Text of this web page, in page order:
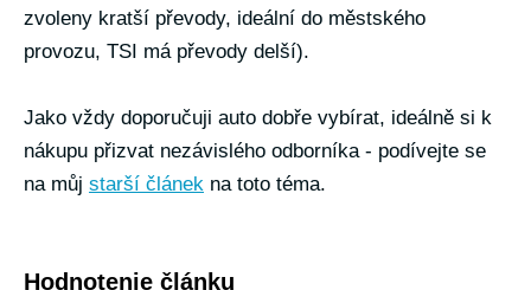
zvoleny kratší převody, ideální do městského
provozu, TSI má převody delší).
Jako vždy doporučuji auto dobře vybírat, ideálně si k
nákupu přizvat nezávislého odborníka - podívejte se
na můj starší článek na toto téma.
Hodnotenie článku